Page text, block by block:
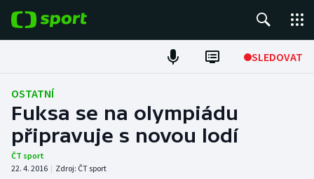
SLEDOVAT
Fotbal
Hokej
Tenis
OSTATNÍ
Fuksa se na olympiádu
připravuje s novou lodí
ČT sport
22. 4. 2016 | Zdroj: ČT sport